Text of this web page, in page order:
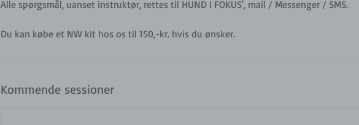
Alle spørgsmål, uanset instruktør, rettes til HUND I FOKUS', mail / Messenger / SMS.
Du kan købe et NW kit hos os til 150,-kr. hvis du ønsker.
Kommende sessioner